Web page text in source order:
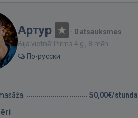
Артур · 0 atsauksmes
Bija vietnē: Pirms 4 g., 8 mēn.
По-русски
50,00€/stunda